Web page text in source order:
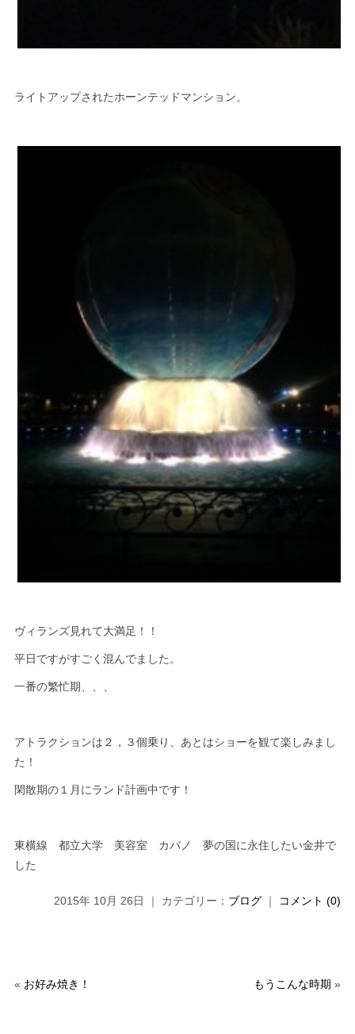
ライトアップされたホーンテッドマンション。
ヴィランズ見れて大満足！！
平日ですがすごく混んでました。
一番の繁忙期、、、
アトラクションは２，３個乗り、あとはショーを観て楽しみまし
た！
閑散期の１月にランド計画中です！
東横線 都立大学 美容室 カバノ 夢の国に永住したい金井で
した
2015年 10月 26日 ｜ カテゴリー： ブログ ｜ コメント (0)
« お好み焼き！ もうこんな時期 »